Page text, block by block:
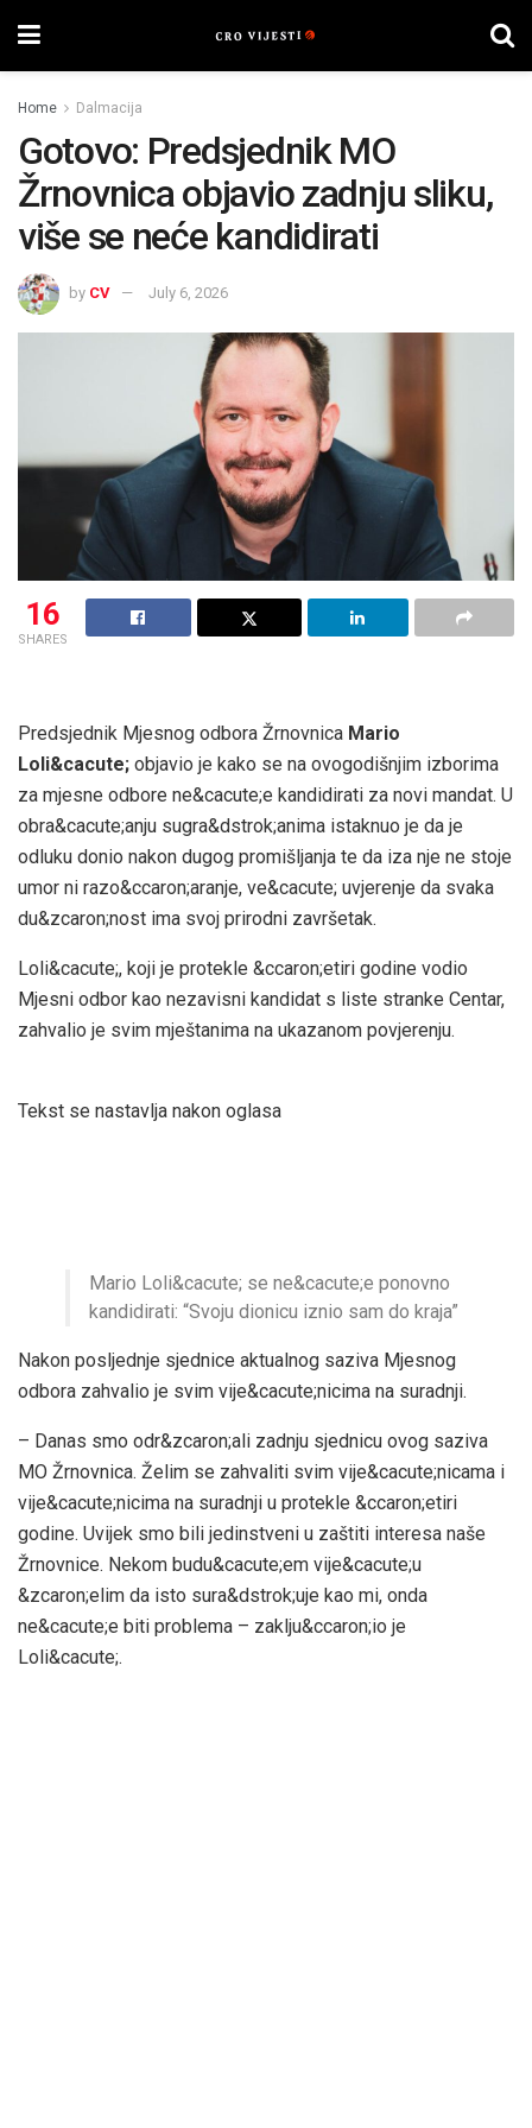
Home Dalmacija
Gotovo: Predsjednik MO
Žrnovnica objavio zadnju sliku,
više se neće kandidirati
by CV July 6, 2026
16
SHARES
Predsjednik Mjesnog odbora Žrnovnica Mario
Loli&cacute; objavio je kako se na ovogodišnjim izborima
za mjesne odbore ne&cacute;e kandidirati za novi mandat. U
obra&cacute;anju sugra&dstrok;anima istaknuo je da je
odluku donio nakon dugog promišljanja te da iza nje ne stoje
umor ni razo&ccaron;aranje, ve&cacute; uvjerenje da svaka
du&zcaron;nost ima svoj prirodni završetak.
Loli&cacute;, koji je protekle &ccaron;etiri godine vodio
Mjesni odbor kao nezavisni kandidat s liste stranke Centar,
zahvalio je svim mještanima na ukazanom povjerenju.
Tekst se nastavlja nakon oglasa
Mario Loli&cacute; se ne&cacute;e ponovno
kandidirati: “Svoju dionicu iznio sam do kraja”
Nakon posljednje sjednice aktualnog saziva Mjesnog
odbora zahvalio je svim vije&cacute;nicima na suradnji.
– Danas smo odr&zcaron;ali zadnju sjednicu ovog saziva
MO Žrnovnica. Želim se zahvaliti svim vije&cacute;nicama i
vije&cacute;nicima na suradnji u protekle &ccaron;etiri
godine. Uvijek smo bili jedinstveni u zaštiti interesa naše
Žrnovnice. Nekom budu&cacute;em vije&cacute;u
&zcaron;elim da isto sura&dstrok;uje kao mi, onda
ne&cacute;e biti problema – zaklju&ccaron;io je
Loli&cacute;.